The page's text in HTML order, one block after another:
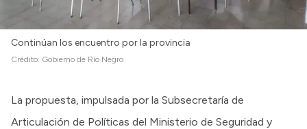
Continúan los encuentro por la provincia
Crédito: Gobierno de Río Negro
La propuesta, impulsada por la Subsecretaría de
Articulación de Políticas del Ministerio de Seguridad y